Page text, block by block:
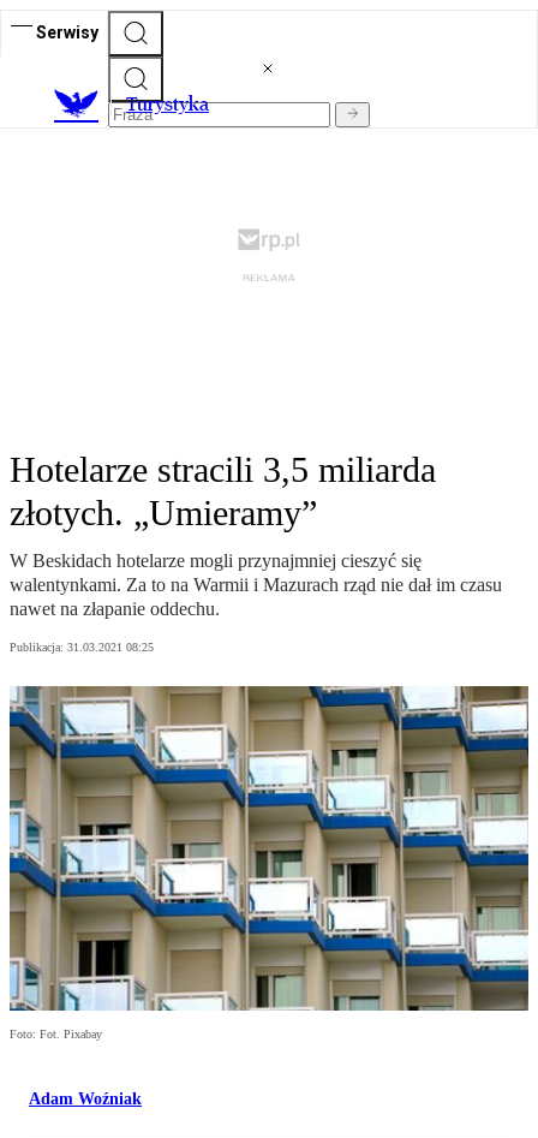
Serwisy
Turystyka
Hotelarze stracili 3,5 miliarda
złotych. „Umieramy”
W Beskidach hotelarze mogli przynajmniej cieszyć się
walentynkami. Za to na Warmii i Mazurach rząd nie dał im czasu
nawet na złapanie oddechu.
Publikacja: 31.03.2021 08:25
Foto: Fot. Pixabay
Adam Woźniak